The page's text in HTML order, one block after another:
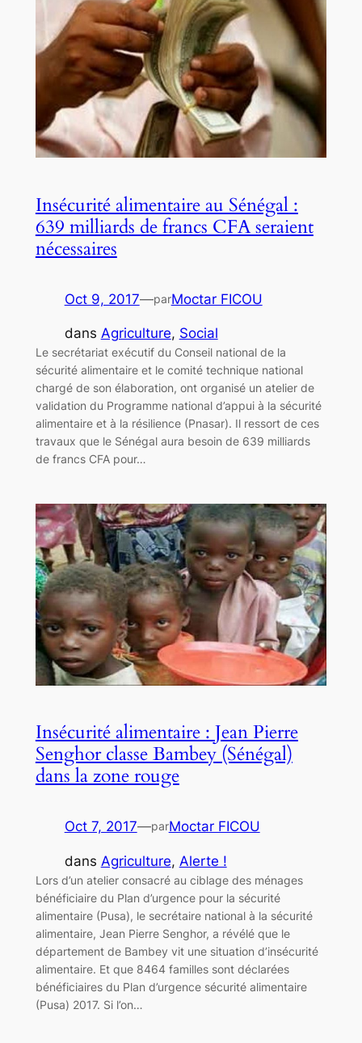
Insécurité alimentaire au Sénégal :
639 milliards de francs CFA seraient
nécessaires
Oct 9, 2017—parMoctar FICOU
dans Agriculture, Social
Le secrétariat exécutif du Conseil national de la
sécurité alimentaire et le comité technique national
chargé de son élaboration, ont organisé un atelier de
validation du Programme national d’appui à la sécurité
alimentaire et à la résilience (Pnasar). Il ressort de ces
travaux que le Sénégal aura besoin de 639 milliards
de francs CFA pour…
Insécurité alimentaire : Jean Pierre
Senghor classe Bambey (Sénégal)
dans la zone rouge
Oct 7, 2017—parMoctar FICOU
dans Agriculture, Alerte !
Lors d’un atelier consacré au ciblage des ménages
bénéficiaire du Plan d’urgence pour la sécurité
alimentaire (Pusa), le secrétaire national à la sécurité
alimentaire, Jean Pierre Senghor, a révélé que le
département de Bambey vit une situation d’insécurité
alimentaire. Et que 8464 familles sont déclarées
bénéficiaires du Plan d’urgence sécurité alimentaire
(Pusa) 2017. Si l’on…